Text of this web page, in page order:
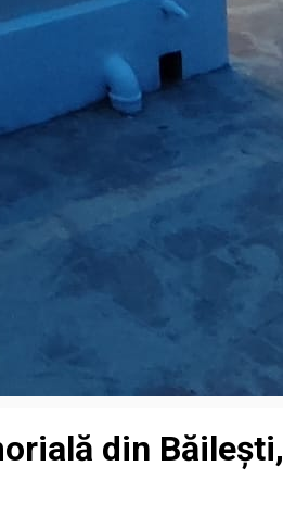
din Băilești,